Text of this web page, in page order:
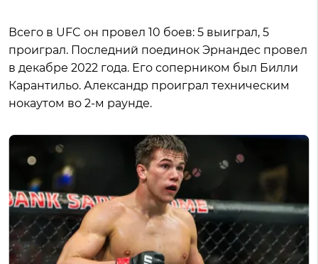
Всего в UFC он провел 10 боев: 5 выиграл, 5
проиграл. Последний поединок Эрнандес провел
в декабре 2022 года. Его соперником был Билли
Карантильо. Александр проиграл техническим
нокаутом во 2-м раунде.